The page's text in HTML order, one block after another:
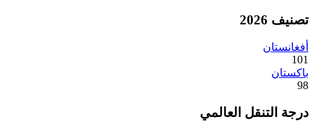
تصنيف 2026
أفغانستان
101
باكستان
98
درجة التنقل العالمي